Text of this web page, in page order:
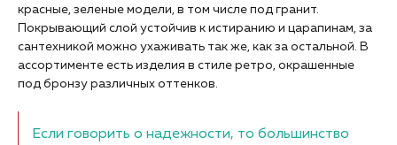
красные, зеленые модели, в том числе под гранит.
Покрывающий слой устойчив к истиранию и царапинам, за
сантехникой можно ухаживать так же, как за остальной. В
ассортименте есть изделия в стиле ретро, окрашенные
под бронзу различных оттенков.
Если говорить о надежности, то большинство